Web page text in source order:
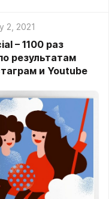
2, 2021
– 1100 раз
результатам
и Youtube